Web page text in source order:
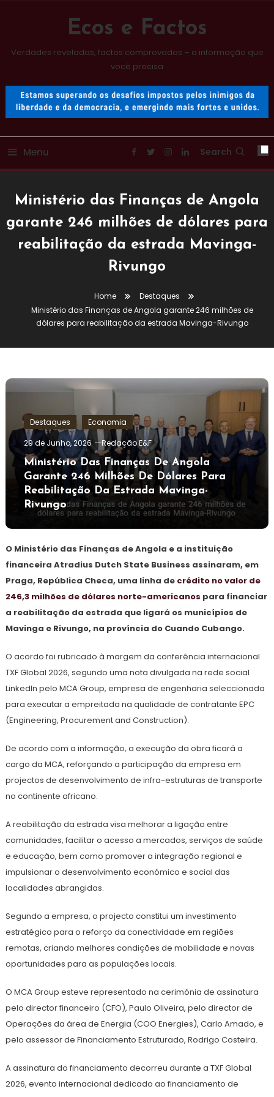
Ecos e Factos
Verdades reveladas, factos comprovados – a informação que
você precisa
Menu Search
Ministério das Finanças de Angola
garante 246 milhões de dólares para
reabilitação da estrada Mavinga-
Rivungo
Home
Destaques
Ministério das Finanças de Angola garante 246 milhões de
dólares para reabilitação da estrada Mavinga-Rivungo
Destaques
Economia
29 de Junho, 2026
Redação E&F
Ministério Das Finanças De Angola
Garante 246 Milhões De Dólares Para
Reabilitação Da Estrada Mavinga-
Rivungo
O Ministério das Finanças de Angola e a instituição
financeira Atradius Dutch State Business assinaram, em
Praga, República Checa, uma linha de crédito no valor de
246,3 milhões de dólares norte-americanos para financiar
a reabilitação da estrada que ligará os municípios de
Mavinga e Rivungo, na província do Cuando Cubango.
O acordo foi rubricado à margem da conferência internacional
TXF Global 2026, segundo uma nota divulgada na rede social
LinkedIn pelo MCA Group, empresa de engenharia seleccionada
para executar a empreitada na qualidade de contratante EPC
(Engineering, Procurement and Construction).
De acordo com a informação, a execução da obra ficará a
cargo da MCA, reforçando a participação da empresa em
projectos de desenvolvimento de infra-estruturas de transporte
no continente africano.
A reabilitação da estrada visa melhorar a ligação entre
comunidades, facilitar o acesso a mercados, serviços de saúde
e educação, bem como promover a integração regional e
impulsionar o desenvolvimento económico e social das
localidades abrangidas.
Segundo a empresa, o projecto constitui um investimento
estratégico para o reforço da conectividade em regiões
remotas, criando melhores condições de mobilidade e novas
oportunidades para as populações locais.
O MCA Group esteve representado na cerimónia de assinatura
pelo director financeiro (CFO), Paulo Oliveira, pelo director de
Operações da área de Energia (COO Energies), Carlo Amado, e
pelo assessor de Financiamento Estruturado, Rodrigo Costeira.
A assinatura do financiamento decorreu durante a TXF Global
2026, evento internacional dedicado ao financiamento de